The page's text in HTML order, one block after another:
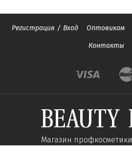
Регистрация / Вход Оптовикам
Контакты
Магазин